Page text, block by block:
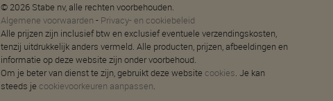
© 2026 Stabe nv, alle rechten voorbehouden.
Algemene voorwaarden - Privacy- en cookiebeleid
Alle prijzen zijn inclusief btw en exclusief eventuele verzendingskosten,
tenzij uitdrukkelijk anders vermeld. Alle producten, prijzen, afbeeldingen en
informatie op deze website zijn onder voorbehoud.
Om je beter van dienst te zijn, gebruikt deze website cookies. Je kan
steeds je cookievoorkeuren aanpassen.